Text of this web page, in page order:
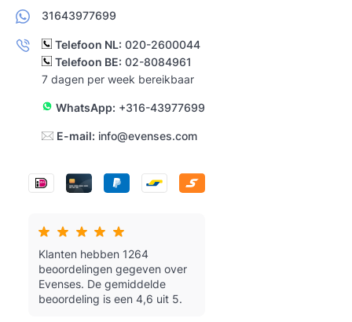
31643977699
Telefoon NL: 020-2600044
Telefoon BE: 02-8084961
7 dagen per week bereikbaar
WhatsApp: +316-43977699
E-mail: info@evenses.com
Klanten hebben 1264
beoordelingen gegeven over
Evenses. De gemiddelde
beoordeling is een 4,6 uit 5.